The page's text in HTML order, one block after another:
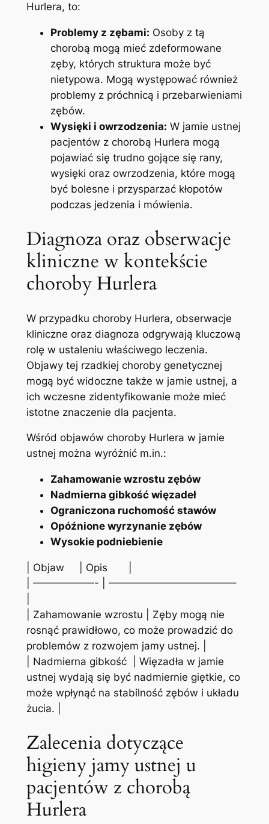
Hurlera, to:
Problemy z⁣ zębami: Osoby z tą
chorobą ​mogą ​mieć zdeformowane‌
zęby, których struktura może⁢ być
nietypowa. Mogą występować‌ również
‌problemy z próchnicą i przebarwieniami
zębów.
Wysięki i owrzodzenia: W jamie ustnej
pacjentów z chorobą Hurlera mogą
pojawiać się trudno gojące się‌ rany,
wysięki oraz owrzodzenia, które mogą
być bolesne ‍i przysparzać kłopotów‌
podczas jedzenia i mówienia.
Diagnoza ⁢oraz obserwacje
kliniczne w kontekście
choroby Hurlera
W przypadku choroby ⁤Hurlera, obserwacje
kliniczne oraz ⁤diagnoza odgrywają ⁤kluczową
rolę w ustaleniu właściwego leczenia.
⁣Objawy tej⁤ rzadkiej choroby genetycznej
mogą być widoczne także w jamie ustnej, a
ich ⁣wczesne zidentyfikowanie może mieć
istotne znaczenie dla pacjenta.
Wśród objawów choroby Hurlera ⁤w jamie
ustnej⁢ można‍ wyróżnić ‍m.in.:
Zahamowanie wzrostu zębów
Nadmierna gibkość więzadeł
Ograniczona⁤ ruchomość ​stawów
Opóźnione wyrzynanie zębów
Wysokie ⁣podniebienie
| Objaw ⁣ ​ ​ ‌ ⁣| Opis ⁢ ⁤ ‌ ​ ⁤ ⁢ ​|
| ——————- ⁤| ————————————–
| Zahamowanie wzrostu | Zęby⁣ mogą nie
rosnąć prawidłowo, co‌ może prowadzić do
⁤problemów z ‍rozwojem​ jamy ‌ustnej. |
| Nadmierna gibkość ​ | Więzadła w jamie
ustnej wydają się być nadmiernie giętkie,⁢ co​
może wpłynąć‌ na stabilność zębów i układu
żucia. |
Zalecenia ⁤dotyczące
higieny jamy ustnej u‍
pacjentów z chorobą
⁢Hurlera